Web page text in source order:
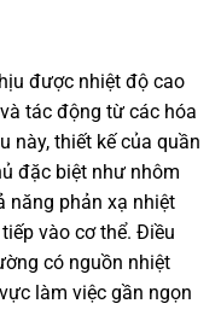
được nhiệt độ cao
tác động từ các hóa
này, thiết kế của quần
đặc biệt như nhôm
năng phản xạ nhiệt
vào cơ thể. Điều
có nguồn nhiệt
làm việc gần ngọn